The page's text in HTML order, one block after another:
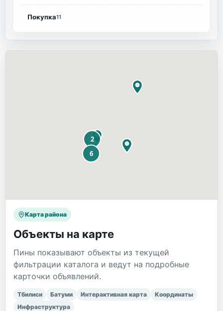
Покупка11
Карта района
Объекты на карте
Пины показывают объекты из текущей
фильтрации каталога и ведут на подробные
карточки объявлений.
Тбилиси Батуми Интерактивная карта
Координаты
Инфраструктура